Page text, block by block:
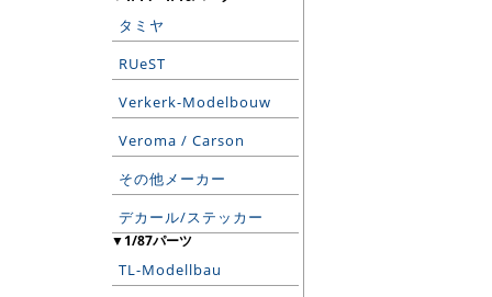
タミヤ
RUeST
Verkerk-Modelbouw
Veroma / Carson
その他メーカー
デカール/ステッカー
▼1/87パーツ
TL-Modellbau